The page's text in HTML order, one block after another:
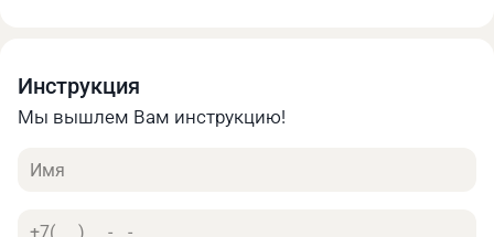
необходимых характеристик.
Инструкция
Мы вышлем Вам инструкцию!
Имя
Телефон